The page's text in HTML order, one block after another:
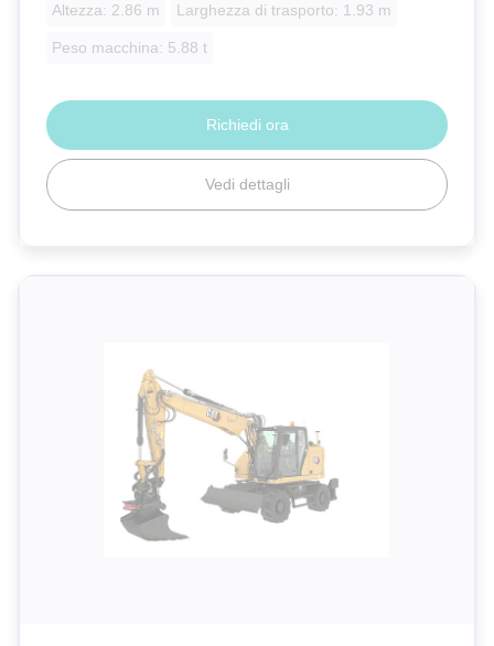
Altezza: 2.86 m Larghezza di trasporto: 1.93 m
Peso macchina: 5.88 t
Vedi dettagli
Richiedi ora